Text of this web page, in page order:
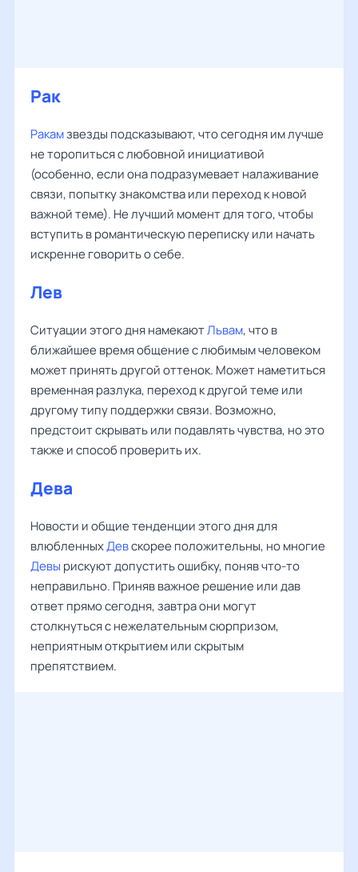
Рак
Ракамзвезды подсказывают, что сегодня им лучше
не торопиться с любовной инициативой
(особенно, если она подразумевает налаживание
связи, попытку знакомства или переход к новой
важной теме). Не лучший момент для того, чтобы
вступить в романтическую переписку или начать
искренне говорить о себе.
Лев
Ситуации этого дня намекаютЛьвам, что в
ближайшее время общение с любимым человеком
может принять другой оттенок. Может наметиться
временная разлука, переход к другой теме или
другому типу поддержки связи. Возможно,
предстоит скрывать или подавлять чувства, но это
также и способ проверить их.
Дева
Новости и общие тенденции этого дня для
влюбленныхДевскорее положительны, но многие
Девы рискуют допустить ошибку, поняв что-то
неправильно. Приняв важное решение или дав
ответ прямо сегодня, завтра они могут
столкнуться с нежелательным сюрпризом,
неприятным открытием или скрытым
препятствием.